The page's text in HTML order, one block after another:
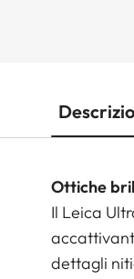
Ottiche
Il Leica
dettagli